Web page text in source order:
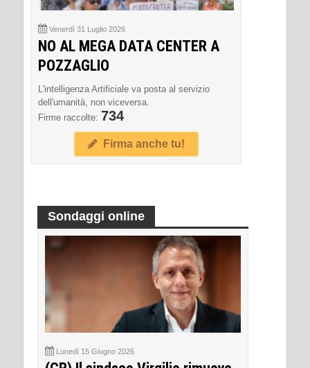
Venerdì 31 Luglio 2026
NO AL MEGA DATA CENTER A
POZZAGLIO
L'intelligenza Artificiale va posta al servizio
dell'umanità, non viceversa.
Firme raccolte: 734
Firma anche tu!
Sondaggi online
Lunedì 15 Giugno 2026